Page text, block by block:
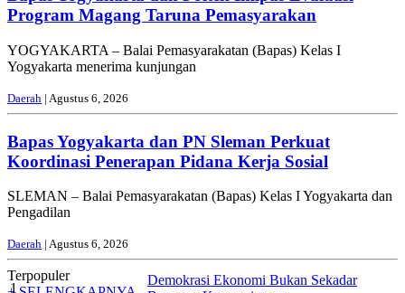
Program Magang Taruna Pemasyarakan
YOGYAKARTA – Balai Pemasyarakatan (Bapas) Kelas I
Yogyakarta menerima kunjungan
Daerah | Agustus 6, 2026
Bapas Yogyakarta dan PN Sleman Perkuat
Koordinasi Penerapan Pidana Kerja Sosial
SLEMAN – Balai Pemasyarakatan (Bapas) Kelas I Yogyakarta dan
Pengadilan
Daerah | Agustus 6, 2026
Terpopuler
1
Demokrasi Ekonomi Bukan Sekadar